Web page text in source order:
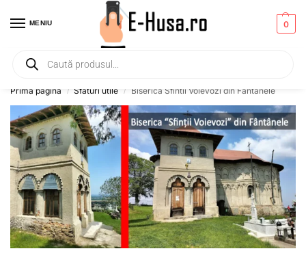
MENIU 0
Primesti un mic
Prima pagină / Sfaturi utile / Biserica Sfintii Voievozi din Fantanele